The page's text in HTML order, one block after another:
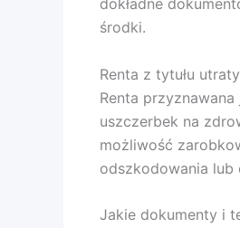
dokładne
środki.
Renta z tytułu
Renta
uszczerbek na
możliwość
odszkodowania lub
Jakie dokumenty i